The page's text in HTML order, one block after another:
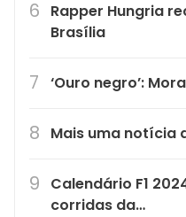
Rapper Hungria
Brasília
‘Ouro negro’:
Mais uma notícia
Calendário F1
corridas da…